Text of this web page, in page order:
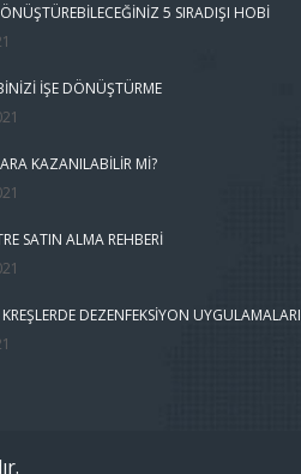
5 SIRADIŞI HOBI
İŞE DÖNÜŞTÜRME
KAZANILABILIR MI?
SATIN ALMA REHBERI
DEZENFEKSIYON UYGULAMALARI